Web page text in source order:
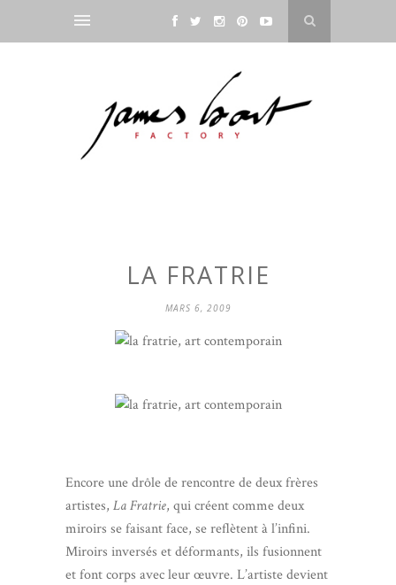
LA FRATRIE
MARS 6, 2009
Encore une drôle de rencontre de deux frères
artistes, La Fratrie, qui créent comme deux
miroirs se faisant face, se reflètent à l’infini.
Miroirs inversés et déformants, ils fusionnent
et font corps avec leur œuvre. L’artiste devient